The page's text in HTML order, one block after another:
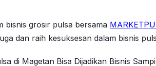
bisnis grosir pulsa bersama
dan raih kesuksesan dalam bisnis
di Magetan Bisa Dijadikan Bisnis